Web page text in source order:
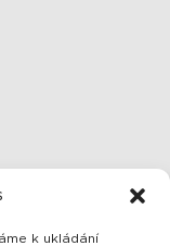
k ukládání